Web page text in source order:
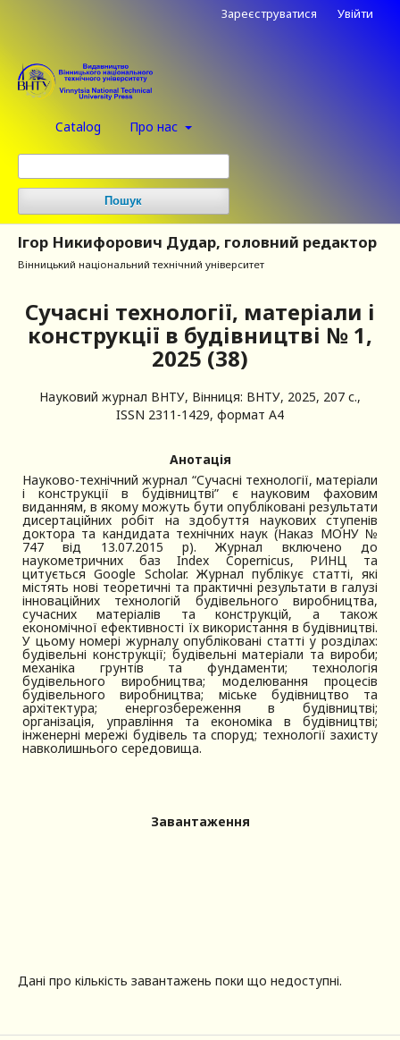
Catalog Про нас
Пошук
Зареєструватися Увійти
Ігор Никифорович Дудар, головний редактор
Вінницький національний технічний університет
Сучасні технології, матеріали і
конструкції в будівництві № 1,
2025 (38)
Науковий журнал ВНТУ, Вінниця: ВНТУ, 2025, 207 с.,
ISSN 2311-1429, формат A4
Анотація
Науково-технічний журнал “Сучасні технології, матеріали
і конструкції в будівництві” є науковим фаховим
виданням, в якому можуть бути опубліковані результати
дисертаційних робіт на здобуття наукових ступенів
доктора та кандидата технічних наук (Наказ МОНУ №
747 від 13.07.2015 р). Журнал включено до
наукометричних баз Index Copernicus, РИНЦ та
цитується Google Scholar. Журнал публікує статті, які
містять нові теоретичні та практичні результати в галузі
інноваційних технологій будівельного виробництва,
сучасних матеріалів та конструкцій, а також
економічної ефективності їх використання в будівництві.
У цьому номері журналу опубліковані статті у розділах:
будівельні конструкції; будівельні матеріали та вироби;
механіка грунтів та фундаменти; технологія
будівельного виробництва; моделювання процесів
будівельного виробництва; міське будівництво та
архітектура; енергозбереження в будівництві;
організація, управління та економіка в будівництві;
інженерні мережі будівель та споруд; технології захисту
навколишнього середовища.
Завантаження
Дані про кількість завантажень поки що недоступні.